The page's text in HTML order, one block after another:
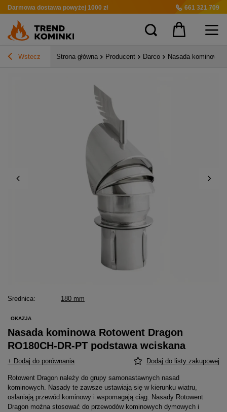
Darmowa dostawa powyżej 1000 zł 661 321 709
Wstecz Strona główna Producent Darco Nasada kominowa
Średnica 180 mm
OKAZJA
Nasada kominowa Rotowent Dragon
RO180CH-DR-PT podstawa wciskana
+ Dodaj do porównania Dodaj do listy zakupowej
Rotowent Dragon należy do grupy samonastawnych nasad
kominowych. Nasady te zawsze ustawiają się w kierunku wiatru,
osłaniają przewód kominowy i wspomagają ciąg. Nasady Rotowent
Dragon można stosować do przewodów kominowych dymowych i